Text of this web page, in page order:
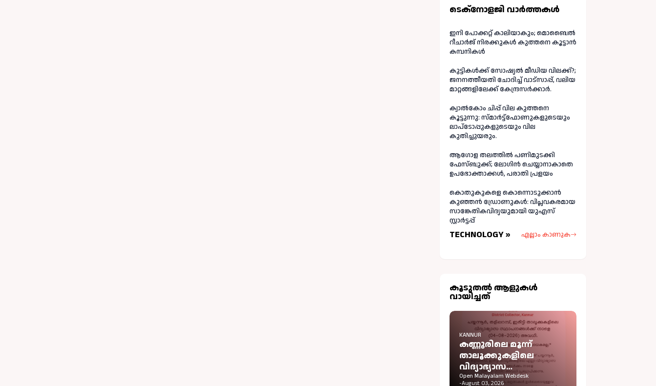
ടെക്നോളജി വാർത്തകള്‍
ഇനി പോക്കറ്റ് കാലിയാകും; മൊബൈൽ
റീചാർജ് നിരക്കുകൾ കുത്തനെ കൂട്ടാൻ
കമ്പനികൾ
കുട്ടികൾക്ക് സോഷ്യൽ മീഡിയ വിലക്ക്?;
ജനനത്തീയതി ചോദിച്ച് വാട്‌സാപ്പ്, വലിയ
മാറ്റങ്ങളിലേക്ക് കേന്ദ്രസർക്കാർ.
ക്വാൽകോം ചിപ്പ് വില കുത്തനെ
കൂട്ടുന്നു: സ്മാർട്ട്ഫോണുകളുടെയും
ലാപ്ടോപ്പുകളുടെയും വില
കുതിച്ചുയരും.
ആഗോള തലത്തിൽ പണിമുടക്കി
ഫേസ്ബുക്ക്; ലോഗിന്‍ ചെയ്യാനാകാതെ
ഉപഭോക്താക്കള്‍, പരാതി പ്രളയം
കൊതുകുകളെ കൊന്നൊടുക്കാൻ
കുഞ്ഞൻ ഡ്രോണുകൾ: വിപ്ലവകരമായ
സാങ്കേതികവിദ്യയുമായി യുഎസ്
സ്റ്റാർട്ടപ്പ്
TECHNOLOGY » എല്ലാം കാണുക
കൂടുതല്‍ ആളുകള്‍
വായിച്ചത്
KANNUR
കണ്ണൂരിലെ മൂന്ന്
താലൂക്കുകളിലെ
വിദ്യാഭ്യാസ
സ്ഥാപനങ്ങൾക്ക് നാളെ
Open Malayalam Webdesk
-August 03, 2026